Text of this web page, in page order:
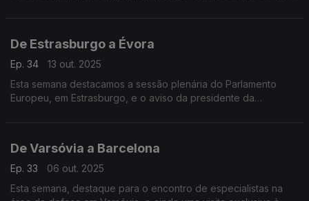
De Estrasburgo a Évora
Ep. 34
13 out. 2025
Esta semana destacamos a sessão plenária do Parlamento
Europeu, em Estrasburgo, e o aviso da presidente da
De Varsóvia a Barcelona
Ep. 33
06 out. 2025
Esta semana, destaque para o encontro de especialistas na